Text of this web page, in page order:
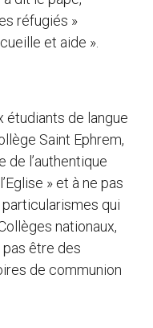
réfugiés »
et aide ».
étudiants de langue
Saint Ephrem,
de l’authentique
» et à ne pas
qui
nationaux,
pas être des
de communion